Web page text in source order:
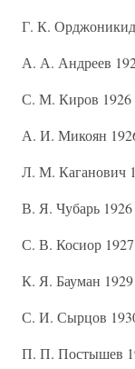
Г. К.
А. А. Андреев
С. М. Киров 1926
А. И. Микоян
Л. М. Каганович
В. Я. Чубарь 1926
С. В. Косиор 1927
К. Я. Бауман 1929
С. И. Сырцов
П. П. Постышев